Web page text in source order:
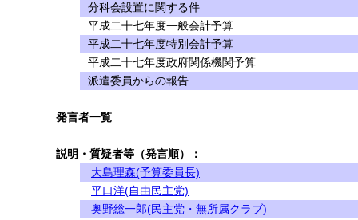
分科会設置に関する件
平成二十七年度一般会計予算
平成二十七年度特別会計予算
平成二十七年度政府関係機関予算
派遣委員からの報告
発言者一覧
説明・質疑者等（発言順）：
大島理森(予算委員長)
平口洋(自由民主党)
奥野総一郎(民主党・無所属クラブ)